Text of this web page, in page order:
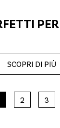
SCOPRI DI PIÙ
2 3